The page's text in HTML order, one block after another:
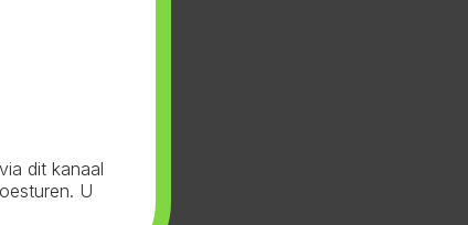
dit kanaal
U